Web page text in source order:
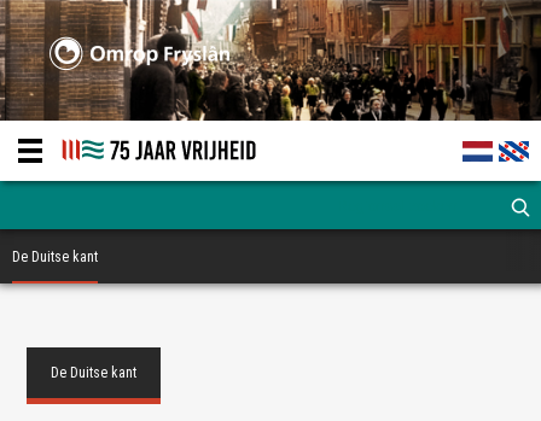
De Duitse kant
De Duitse kant